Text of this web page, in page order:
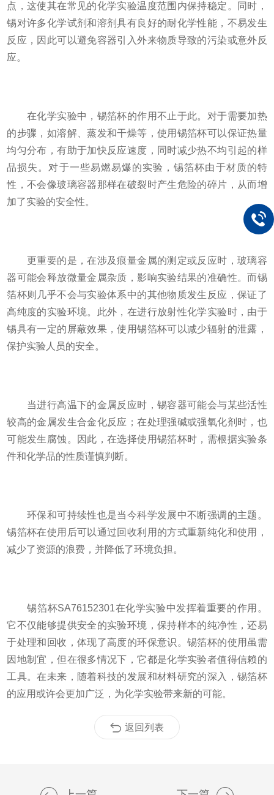
点，这使其在常见的化学实验温度范围内保持稳定。同时，
锡对许多化学试剂和溶剂具有良好的耐化学性能，不易发生
反应，因此可以避免容器引入外来物质导致的污染或意外反
应。
在化学实验中，锡箔杯的作用不止于此。对于需要加热
的步骤，如溶解、蒸发和干燥等，使用锡箔杯可以保证热量
均匀分布，有助于加快反应速度，同时减少热不均引起的样
品损失。对于一些易燃易爆的实验，锡箔杯由于材质的特
性，不会像玻璃容器那样在破裂时产生危险的碎片，从而增
加了实验的安全性。
更重要的是，在涉及痕量金属的测定或反应时，玻璃容
器可能会释放微量金属杂质，影响实验结果的准确性。而锡
箔杯则几乎不会与实验体系中的其他物质发生反应，保证了
高纯度的实验环境。此外，在进行放射性化学实验时，由于
锡具有一定的屏蔽效果，使用锡箔杯可以减少辐射的泄露，
保护实验人员的安全。
当进行高温下的金属反应时，锡容器可能会与某些活性
较高的金属发生合金化反应；在处理强碱或强氧化剂时，也
可能发生腐蚀。因此，在选择使用锡箔杯时，需根据实验条
件和化学品的性质谨慎判断。
环保和可持续性也是当今科学发展中不断强调的主题。
锡箔杯在使用后可以通过回收利用的方式重新纯化和使用，
减少了资源的浪费，并降低了环境负担。
锡箔杯SA76152301在化学实验中发挥着重要的作用。
它不仅能够提供安全的实验环境，保持样本的纯净性，还易
于处理和回收，体现了高度的环保意识。锡箔杯的使用虽需
因地制宜，但在很多情况下，它都是化学实验者值得信赖的
工具。在未来，随着科技的发展和材料研究的深入，锡箔杯
的应用或许会更加广泛，为化学实验带来新的可能。
返回列表